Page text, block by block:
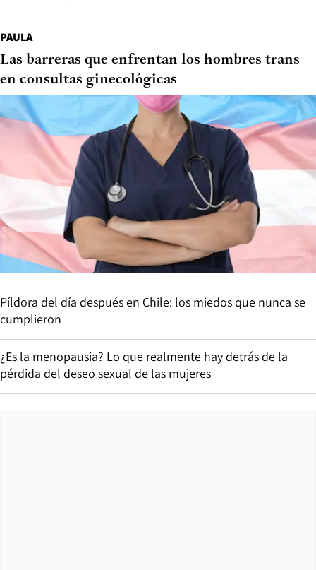
PAULA
Las barreras que enfrentan los hombres trans
en consultas ginecológicas
Píldora del día después en Chile: los miedos que nunca se
cumplieron
¿Es la menopausia? Lo que realmente hay detrás de la
pérdida del deseo sexual de las mujeres